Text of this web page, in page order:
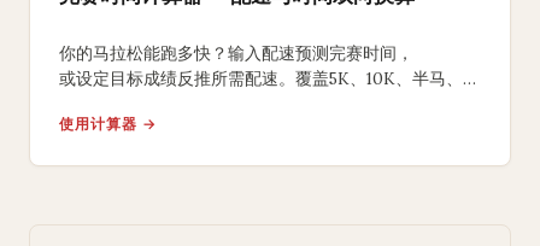
你的马拉松能跑多快？输入配速预测完赛时间，
或设定目标成绩反推所需配速。覆盖5K、10K、半马、
使用计算器 →